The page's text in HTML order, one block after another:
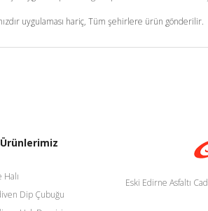
uygulaması hariç, Tüm şehirlere ürün gönderilir.
Halı
Dip Çubuğu
Eski Edirne Asfaltı